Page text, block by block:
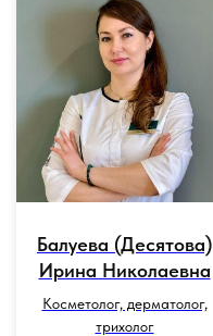
Балуева (Десятова)
Ирина Николаевна
Косметолог, дерматолог,
трихолог